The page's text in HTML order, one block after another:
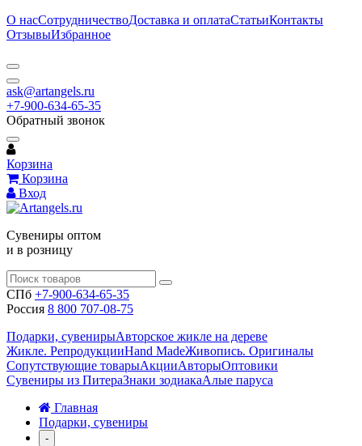
О насСотрудничествоДоставка и оплатаСтатьиКонтакты
ОтзывыИзбранное
ask@artangels.ru
+7-900-634-65-35
Обратный звонок
Корзина
Корзина
Вход
Сувениры оптом
и в розницу
СПб +7-900-634-65-35
Россия 8 800 707-08-75
Подарки, сувенирыАвторское жикле на дереве
Жикле. РепродукцииHand MadeЖивопись. Оригиналы
Сопутствующие товарыАкцииАвторыОптовики
Сувениры из ПитераЗнаки зодиакаАлые паруса
Главная
Подарки, сувениры
-